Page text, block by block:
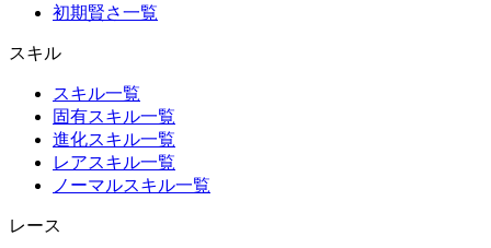
初期賢さ一覧
スキル
スキル一覧
固有スキル一覧
進化スキル一覧
レアスキル一覧
ノーマルスキル一覧
レース